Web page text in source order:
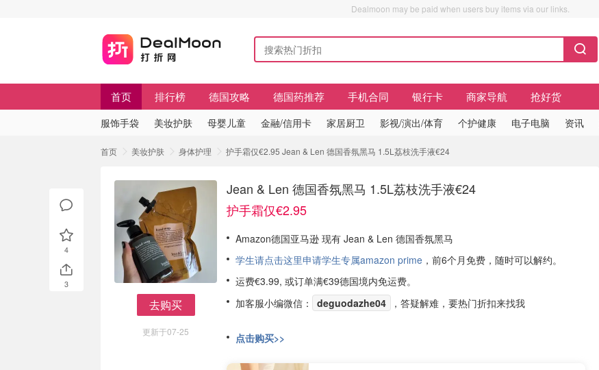
Dealmoon may be paid when users buy items via our links.
首页 排行榜 德国攻略 德国药推荐 手机合同 银行卡 商家导航 抢好货
服饰手袋 美妆护肤 母婴儿童 金融/信用卡 家居厨卫 影视/演出/体育 个护健康 电子电脑 资讯
首页 美妆护肤 身体护理 护手霜仅€2.95 Jean & Len 德国香氛黑马 1.5L荔枝洗手液€24
去购买
更新于07-25
Jean & Len 德国香氛黑马 1.5L荔枝洗手液€24
护手霜仅€2.95
Amazon德国亚马逊 现有 Jean & Len 德国香氛黑马
学生请点击这里申请学生专属amazon prime ，前6个月免费，随时可以解约。
运费€3.99, 或订单满€39德国境内免运费。
加客服小编微信：
deguodazhe04 ，答疑解难，要热门折扣来找我
点击购买>>
4
3